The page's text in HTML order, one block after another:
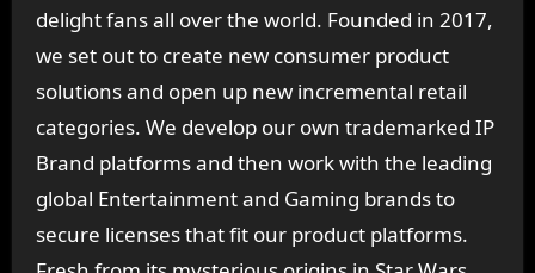
delight fans all over the world. Founded in 2017,
we set out to create new consumer product
solutions and open up new incremental retail
categories. We develop our own trademarked IP
Brand platforms and then work with the leading
global Entertainment and Gaming brands to
secure licenses that fit our product platforms.